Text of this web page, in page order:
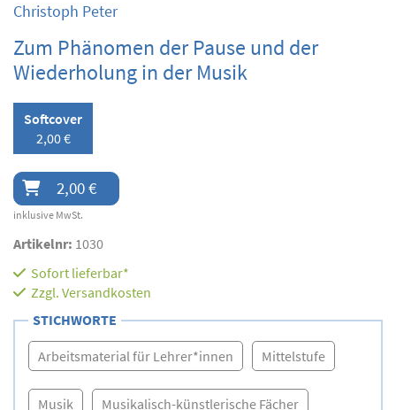
Christoph Peter
Zum Phänomen der Pause und der
Wiederholung in der Musik
Softcover
2,00 €
2,00 €
inklusive MwSt.
Artikelnr: 1030
Sofort lieferbar*
Zzgl. Versandkosten
STICHWORTE
Arbeitsmaterial für Lehrer*innen Mittelstufe
Musik Musikalisch-künstlerische Fächer